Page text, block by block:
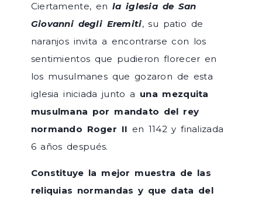
Ciertamente, en la iglesia de San
Giovanni degli Eremiti, su patio de
naranjos invita a encontrarse con los
sentimientos que pudieron florecer en
los musulmanes que gozaron de esta
iglesia iniciada junto a una mezquita
musulmana por mandato del rey
normando Roger II en 1142 y finalizada
6 años después.
Constituye la mejor muestra de las
reliquias normandas y que data del